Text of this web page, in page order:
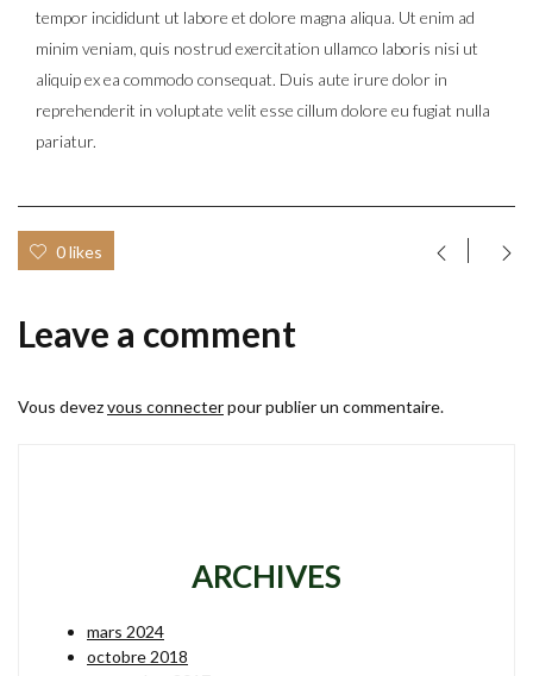
tempor incididunt ut labore et dolore magna aliqua. Ut enim ad
minim veniam, quis nostrud exercitation ullamco laboris nisi ut
aliquip ex ea commodo consequat. Duis aute irure dolor in
reprehenderit in voluptate velit esse cillum dolore eu fugiat nulla
pariatur.
0 likes
Leave a comment
Vous devezvous connecterpour publier un commentaire.
ARCHIVES
mars 2024
octobre 2018